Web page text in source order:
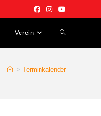
Verein
> Terminkalender